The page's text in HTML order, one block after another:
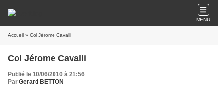
MENU
Accueil » Col Jérome Cavalli
Col Jérome Cavalli
Publié le 10/06/2010 à 21:56
Par Gerard BETTON